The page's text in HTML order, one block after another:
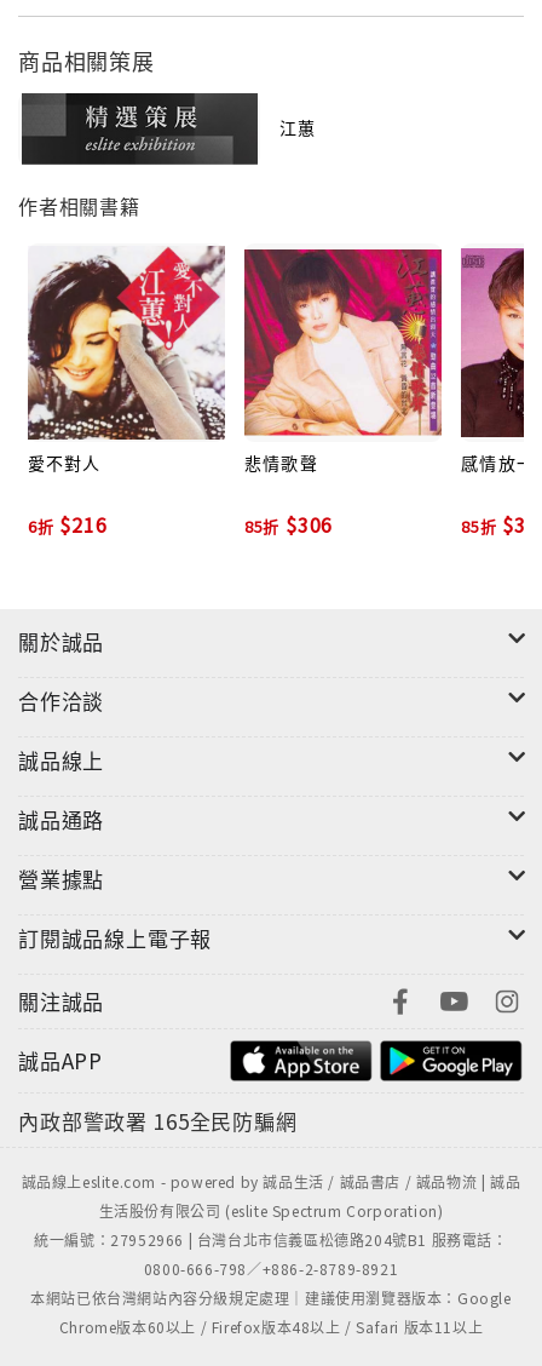
『花』 ＊花若離枝 ＊煙花 ＊無言花。。。
花 與 情 或許都因為短暫 而 彌足珍貴
『水』 ＊追追追 ＊雨夜花 ＊秋雨彼一暝。。。
雨落的時候 你憶起的是哪一段的過去？
『月』 ＊月娘啊聽我說 ＊愛不對人＊酒後的心聲。。。
人生啊！ 有時候親像月娘有陰晴圓缺
朦朧看 會不會比較美？
『故鄉』 ＊黃昏的故鄉 ＊落雨聲 ＊家後。。。
不長不短 鏡花水月的人生 終究渴望依歸
有人說 他等這一場演唱會 是等了一世人的歌聲
其實是渴望 有人唱出他一世人的情感與心聲？
動人聲韻強力推薦
*黃昏的故鄉
必唱經典大心推薦
半醉半清醒、無言花、愛不對人、酒後的心聲、家
後、落雨聲…
商品相關策展
江蕙
作者相關書籍
愛不對人
6折 $216
悲情歌聲
85折 $306
感情放一
85折
關於誠品
合作洽談
誠品線上
誠品通路
營業據點
訂閱誠品線上電子報
關注誠品
誠品APP
內政部警政署 165全民防騙網
誠品線上eslite.com - powered by 誠品生活 / 誠品書店 / 誠品物流 | 誠品
生活股份有限公司 (eslite Spectrum Corporation)
統一編號：27952966 | 台灣台北市信義區松德路204號B1 服務電話：
0800-666-798／+886-2-8789-8921
本網站已依台灣網站內容分級規定處理｜建議使用瀏覽器版本：Google
Chrome版本60以上 / Firefox版本48以上 / Safari 版本11以上